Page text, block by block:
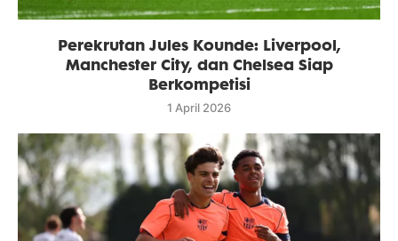
Perekrutan Jules Kounde: Liverpool,
Manchester City, dan Chelsea Siap
Berkompetisi
1 April 2026